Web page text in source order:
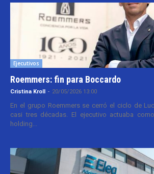
Ejecutivos
Roemmers: fin para Boccardo
Cristina Kroll - 20/05/2026 13:00
En el grupo Roemmers se cerró el ciclo de
casi tres décadas. El ejecutivo actuaba
holding...